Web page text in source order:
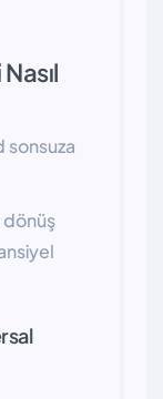
sonsuza